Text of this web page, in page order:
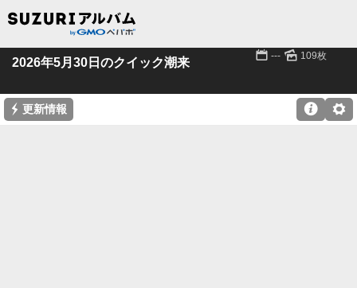
2026年5月30日のクイック潮来 📅 --- 🌄 109枚
⚡ 更新情報 ⚙
